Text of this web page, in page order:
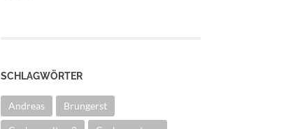
SCHLAGWÖRTER
Andreas Brungerst